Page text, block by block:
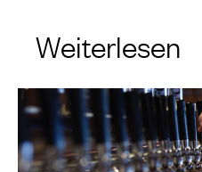
Weiterlesen